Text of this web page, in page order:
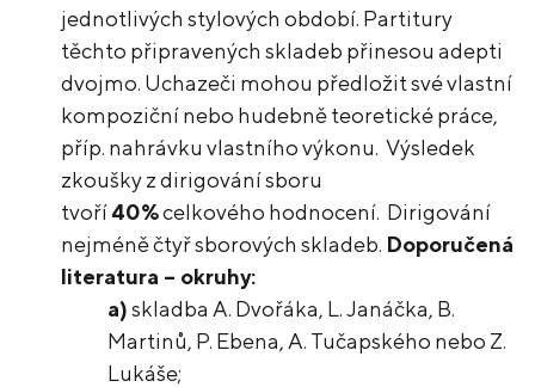
jednotlivých stylových období. Partitury
těchto připravených skladeb přinesou adepti
dvojmo. Uchazeči mohou předložit své vlastní
kompoziční nebo hudebně teoretické práce,
příp. nahrávku vlastního výkonu. Výsledek
zkoušky z dirigování sboru
tvoří40%celkového hodnocení. Dirigování
nejméně čtyř sborových skladeb. Doporučená
literatura – okruhy:
a)skladba A. Dvořáka, L. Janáčka, B.
Martinů, P. Ebena, A. Tučapského nebo Z.
Lukáše;